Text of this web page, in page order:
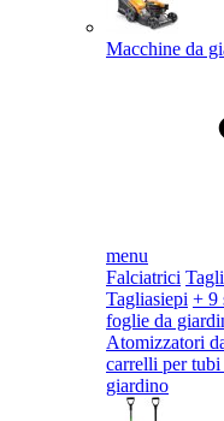
Macchine da
menu
Falciatrici
Tagliasiepi + 9
foglie da
Atomizzatori
carrelli per
giardino